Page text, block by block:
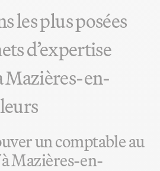
les plus posées
d’expertise
Mazières-en-
un comptable au
Mazières-en-